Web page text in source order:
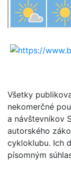
Všetky
nekomerčné
a návštevníkov
autorského
cykloklubu. Ich
písomným